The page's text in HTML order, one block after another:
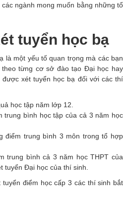
ngành mong muốn bằng những tổ
tuyển học bạ
là một yếu tố quan trọng mà các bạn
từng cơ sở đào tạo Đại học hay
xét tuyển học bạ đối với các thí
học tập năm lớp 12.
trung bình học tập của cả 3 năm học
điểm trung bình 3 môn trong tổ hợp
trung bình cả 3 năm học THPT của
tuyển Đại học của thí sinh.
điểm học cấp 3 các thí sinh bắt